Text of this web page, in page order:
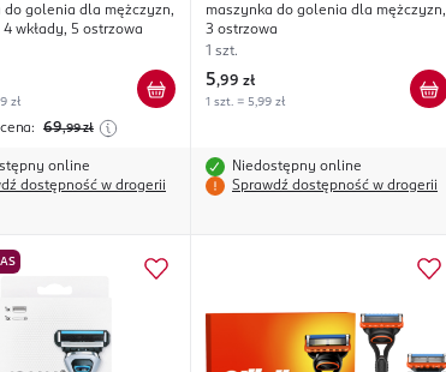
do golenia dla mężczyzn,
4 wkłady, 5 ostrzowa
zł
69,99 zł
online
dostępność w drogerii
maszynka do golenia dla mężczyzn,
3 ostrzowa
1 szt.
5,99 zł
1 szt. = 5,99 zł
Niedostępny online
Sprawdź dostępność w drogerii